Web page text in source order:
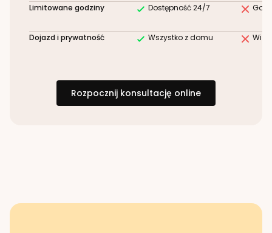
Limitowane godziny Dostępność 24/7
Dojazd i prywatność Wszystko z domu
Rozpocznij konsultację online